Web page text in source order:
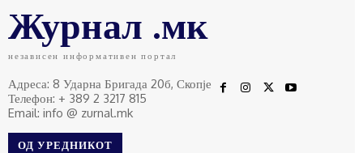
Журнал .мк
независен информативен портал
Адреса: 8 Ударна Бригада 20б, Скопје
Телефон: + 389 2 3217 815
Email: info @ zurnal.mk
ОД УРЕДНИКОТ